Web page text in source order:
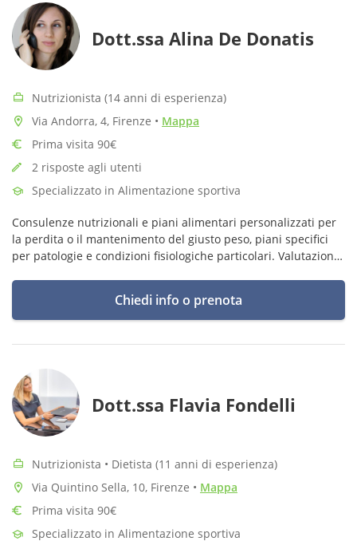
Dott.ssa Alina De Donatis
Nutrizionista (14 anni di esperienza)
Via Andorra, 4, Firenze • Mappa
Prima visita 90€
2 risposte agli utenti
Specializzato in Alimentazione sportiva
Consulenze nutrizionali e piani alimentari personalizzati per
la perdita o il mantenimento del giusto peso, piani specifici
per patologie e condizioni fisiologiche particolari. Valutazione
Chiedi info o prenota
Dott.ssa Flavia Fondelli
Nutrizionista • Dietista (11 anni di esperienza)
Via Quintino Sella, 10, Firenze • Mappa
Prima visita 90€
Specializzato in Alimentazione sportiva